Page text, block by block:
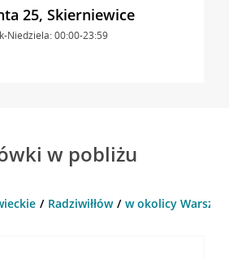
25, Skierniewice
Niedziela: 00:00-23:59
w pobliżu
Radziwiłłów w okolicy